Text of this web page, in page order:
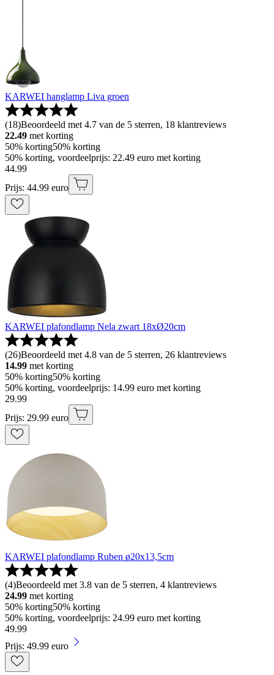
KARWEI hanglamp Liva groen
(18)Beoordeeld met 4.7 van de 5 sterren, 18 klantreviews
22.49 met korting
50% korting50% korting
50% korting, voordeelprijs: 22.49 euro met korting
44.99
Prijs: 44.99 euro
KARWEI plafondlamp Nela zwart 18xØ20cm
(26)Beoordeeld met 4.8 van de 5 sterren, 26 klantreviews
14.99 met korting
50% korting50% korting
50% korting, voordeelprijs: 14.99 euro met korting
29.99
Prijs: 29.99 euro
KARWEI plafondlamp Ruben ø20x13,5cm
(4)Beoordeeld met 3.8 van de 5 sterren, 4 klantreviews
24.99 met korting
50% korting50% korting
50% korting, voordeelprijs: 24.99 euro met korting
49.99
Prijs: 49.99 euro